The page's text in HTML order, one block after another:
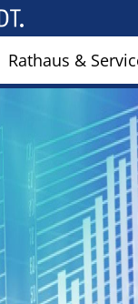
Rathaus &